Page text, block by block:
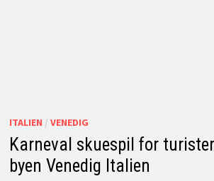
ITALIEN / VENEDIG
Karneval skuespil for
byen Venedig Italien